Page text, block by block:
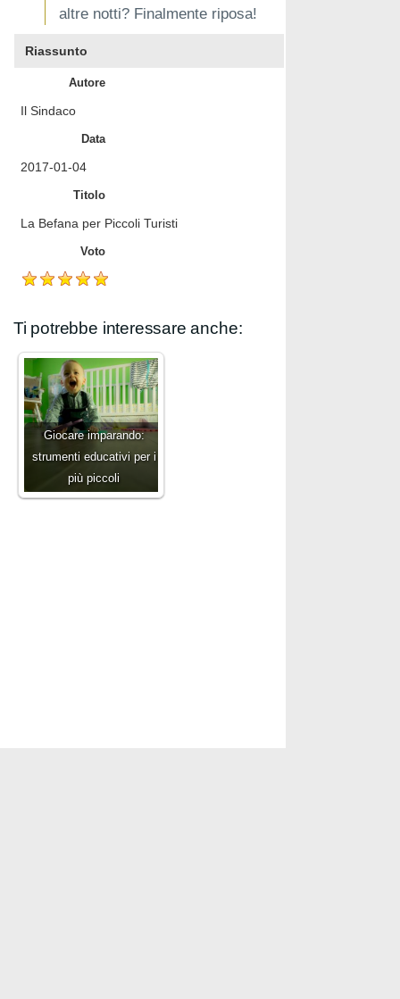
altre notti? Finalmente riposa!
Riassunto
Autore
Il Sindaco
Data
2017-01-04
Titolo
La Befana per Piccoli Turisti
Voto
Ti potrebbe interessare anche:
Giocare imparando:
strumenti educativi per i
più piccoli